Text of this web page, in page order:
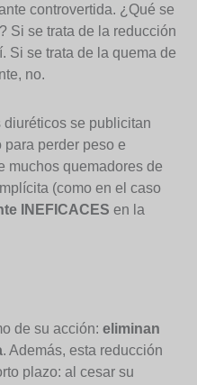
controvertida. ¿Qué se
Si se trata de la reducción
Si se trata de la quema de
no.
se publicitan
perder peso e
muchos quemadores de
(como en el caso
INEFICACES en la
de su acción: eliminan
. Además, esta reducción
plazo: al cesar su